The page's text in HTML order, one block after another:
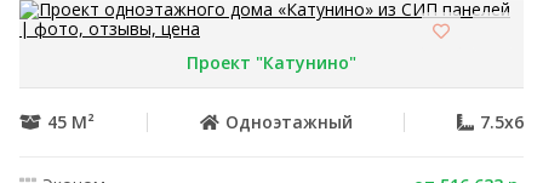
Проект "Катунино"
45 М² Одноэтажный 7.5x6